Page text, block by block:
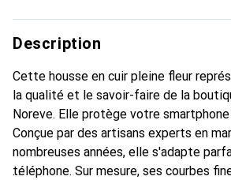
Description
Cette housse en cuir pleine fleur
la qualité et le savoir-faire de la
Noreve. Elle protège votre
Conçue par des artisans experts en
nombreuses années, elle s'adapte
téléphone. Sur mesure, ses courbes